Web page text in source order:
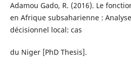
Adamou Gado, R. (2016). Le
en Afrique subsaharienne :
décisionnel local: cas
du Niger [PhD Thesis].